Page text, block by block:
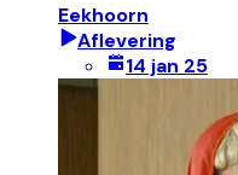
Eekhoorn
Aflevering
14 jan 25